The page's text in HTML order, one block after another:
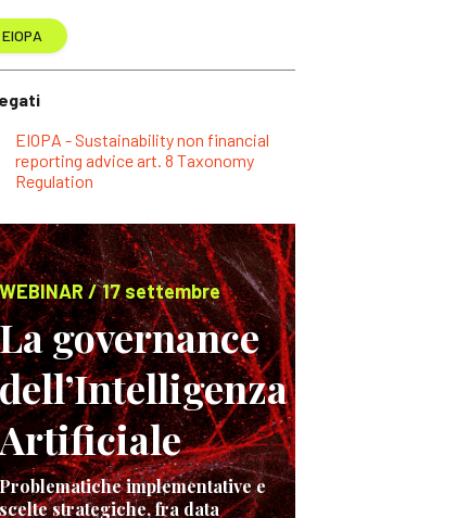
EIOPA
EIOPA - Sustainability non financial
reporting advice art. 8 Taxonomy
Regulation
/ 17 settembre
governance
implementative e
strategiche, fra data